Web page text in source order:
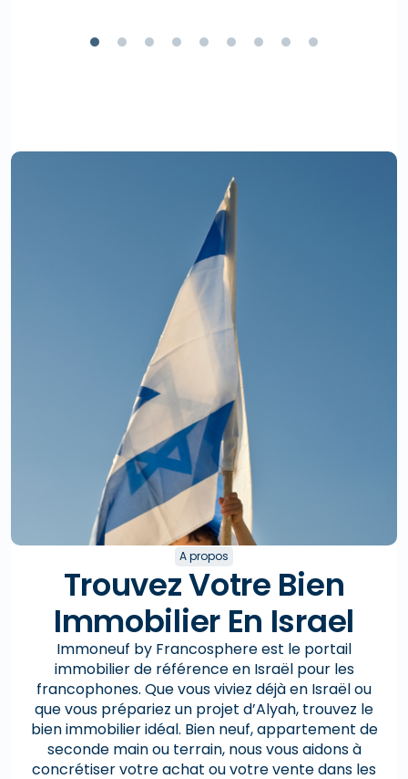
A propos
Trouvez Votre Bien
Immobilier En Israel
Immoneuf by Francosphere est le portail
immobilier de référence en Israël pour les
francophones. Que vous viviez déjà en Israël ou
que vous prépariez un projet d’Alyah, trouvez le
bien immobilier idéal. Bien neuf, appartement de
seconde main ou terrain, nous vous aidons à
concrétiser votre achat ou votre vente dans les